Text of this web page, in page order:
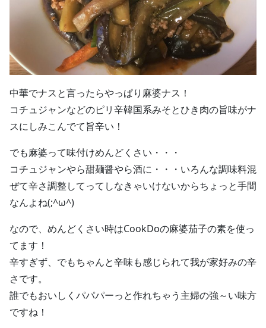
中華でナスと言ったらやっぱり麻婆ナス！
コチュジャンなどのピリ辛韓国系みそとひき肉の旨味がナ
スにしみこんでて旨辛い！
でも麻婆って味付けめんどくさい・・・
コチュジャンやら甜麺醤やら酒に・・・いろんな調味料混
ぜて辛さ調整してってしなきゃいけないからちょっと手間
なんよね(;^ω^)
なので、めんどくさい時はCookDoの麻婆茄子の素を使っ
てます！
辛すぎず、でもちゃんと辛味も感じられて我が家好みの辛
さです。
誰でもおいしくパパパーっと作れちゃう主婦の強～い味方
ですね！